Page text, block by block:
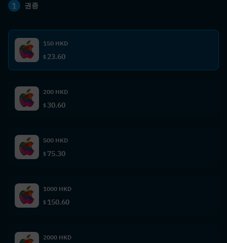
1 권종
150 HKD
$ 23.60
200 HKD
$30.60
500 HKD
$ 75.30
1000 HKD
$ 150.60
2000 HKD